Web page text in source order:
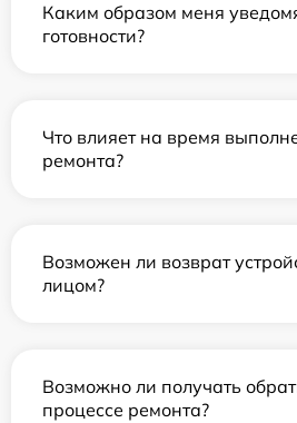
Каким образом меня
готовности?
Что влияет на время
ремонта?
Возможен ли возврат
лицом?
Возможно ли получать
процессе ремонта?